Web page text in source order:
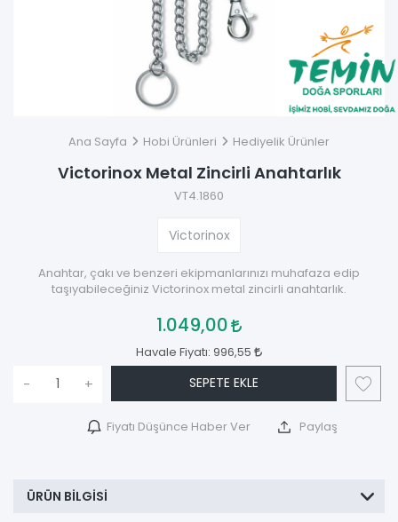
Ana Sayfa Hobi Ürünleri Hediyelik Ürünler
Victorinox Metal Zincirli Anahtarlık
VT4.1860
Victorinox
Anahtar, çakı ve benzeri ekipmanlarınızı muhafaza edip
taşıyabileceğiniz Victorinox metal zincirli anahtarlık.
1.049,00
Havale Fiyatı: 996,55
- + SEPETE EKLE
Fiyatı Düşünce Haber Ver Paylaş
ÜRÜN BILGISI